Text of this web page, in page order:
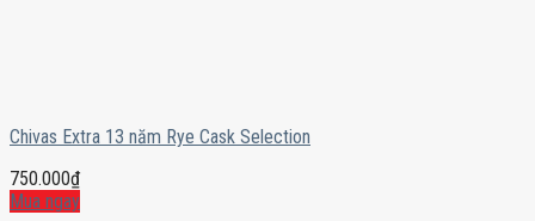
Chivas Extra 13 năm Rye Cask Selection
750.000₫
Mua ngay